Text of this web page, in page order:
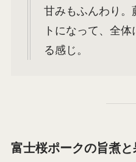
甘みもふんわり。
トになって、全体
る感じ。
富士桜ポークの旨煮